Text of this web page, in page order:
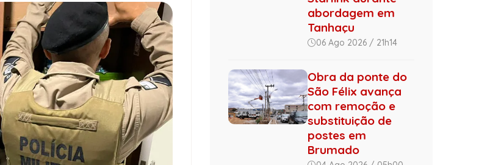
abordagem em
Tanhaçu
06 Ago 2026 / 21h14
Obra da ponte do
São Félix avança
com remoção e
substituição de
postes em
Brumado